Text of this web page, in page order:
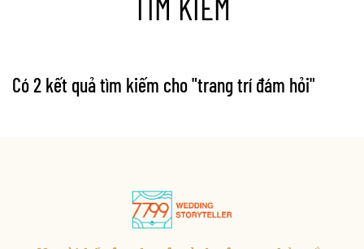
Có 2 kết quả tìm kiếm cho "trang trí đám hỏi"